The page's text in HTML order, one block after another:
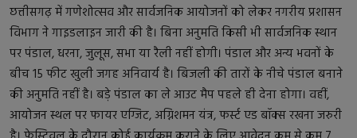
छत्तीसगढ़ में गणेशोत्सव और सार्वजनिक आयोजनों को लेकर नगरीय प्रशासन
विभाग ने गाइडलाइन जारी की है। बिना अनुमति किसी भी सार्वजनिक स्थान
पर पंडाल, धरना, जुलूस, सभा या रैली नहीं होगी। पंडाल और अन्य भवनों के
बीच 15 फीट खुली जगह अनिवार्य है। बिजली की तारों के नीचे पंडाल बनाने
की अनुमति नहीं है। बड़े पंडाल का ले आउट मैप पहले ही देना होगा। वहीं,
आयोजन स्थल पर फायर एग्जिट, अग्निशमन यंत्र, फर्स्ट एड बॉक्स रखना जरुरी